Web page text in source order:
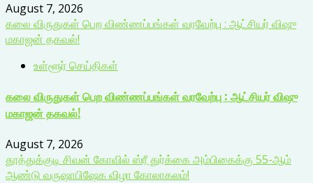
August 7, 2026
கலை விருதுகள் பெற விண்ணப்பங்கள் வரவேற்பு : ஆட்சியர் விஷு
மகாஜன் தகவல்!
உள்ளூர் செய்திகள்
கலை விருதுகள் பெற விண்ணப்பங்கள் வரவேற்பு : ஆட்சியர் விஷு
மகாஜன் தகவல்!
August 7, 2026
தூத்துக்குடி சிவன் கோவில் ஸ்ரீ துர்க்கை அம்பிகைக்கு 55-ஆம்
ஆண்டு வருஷாபிஷேக விழா கோலாகலம்!